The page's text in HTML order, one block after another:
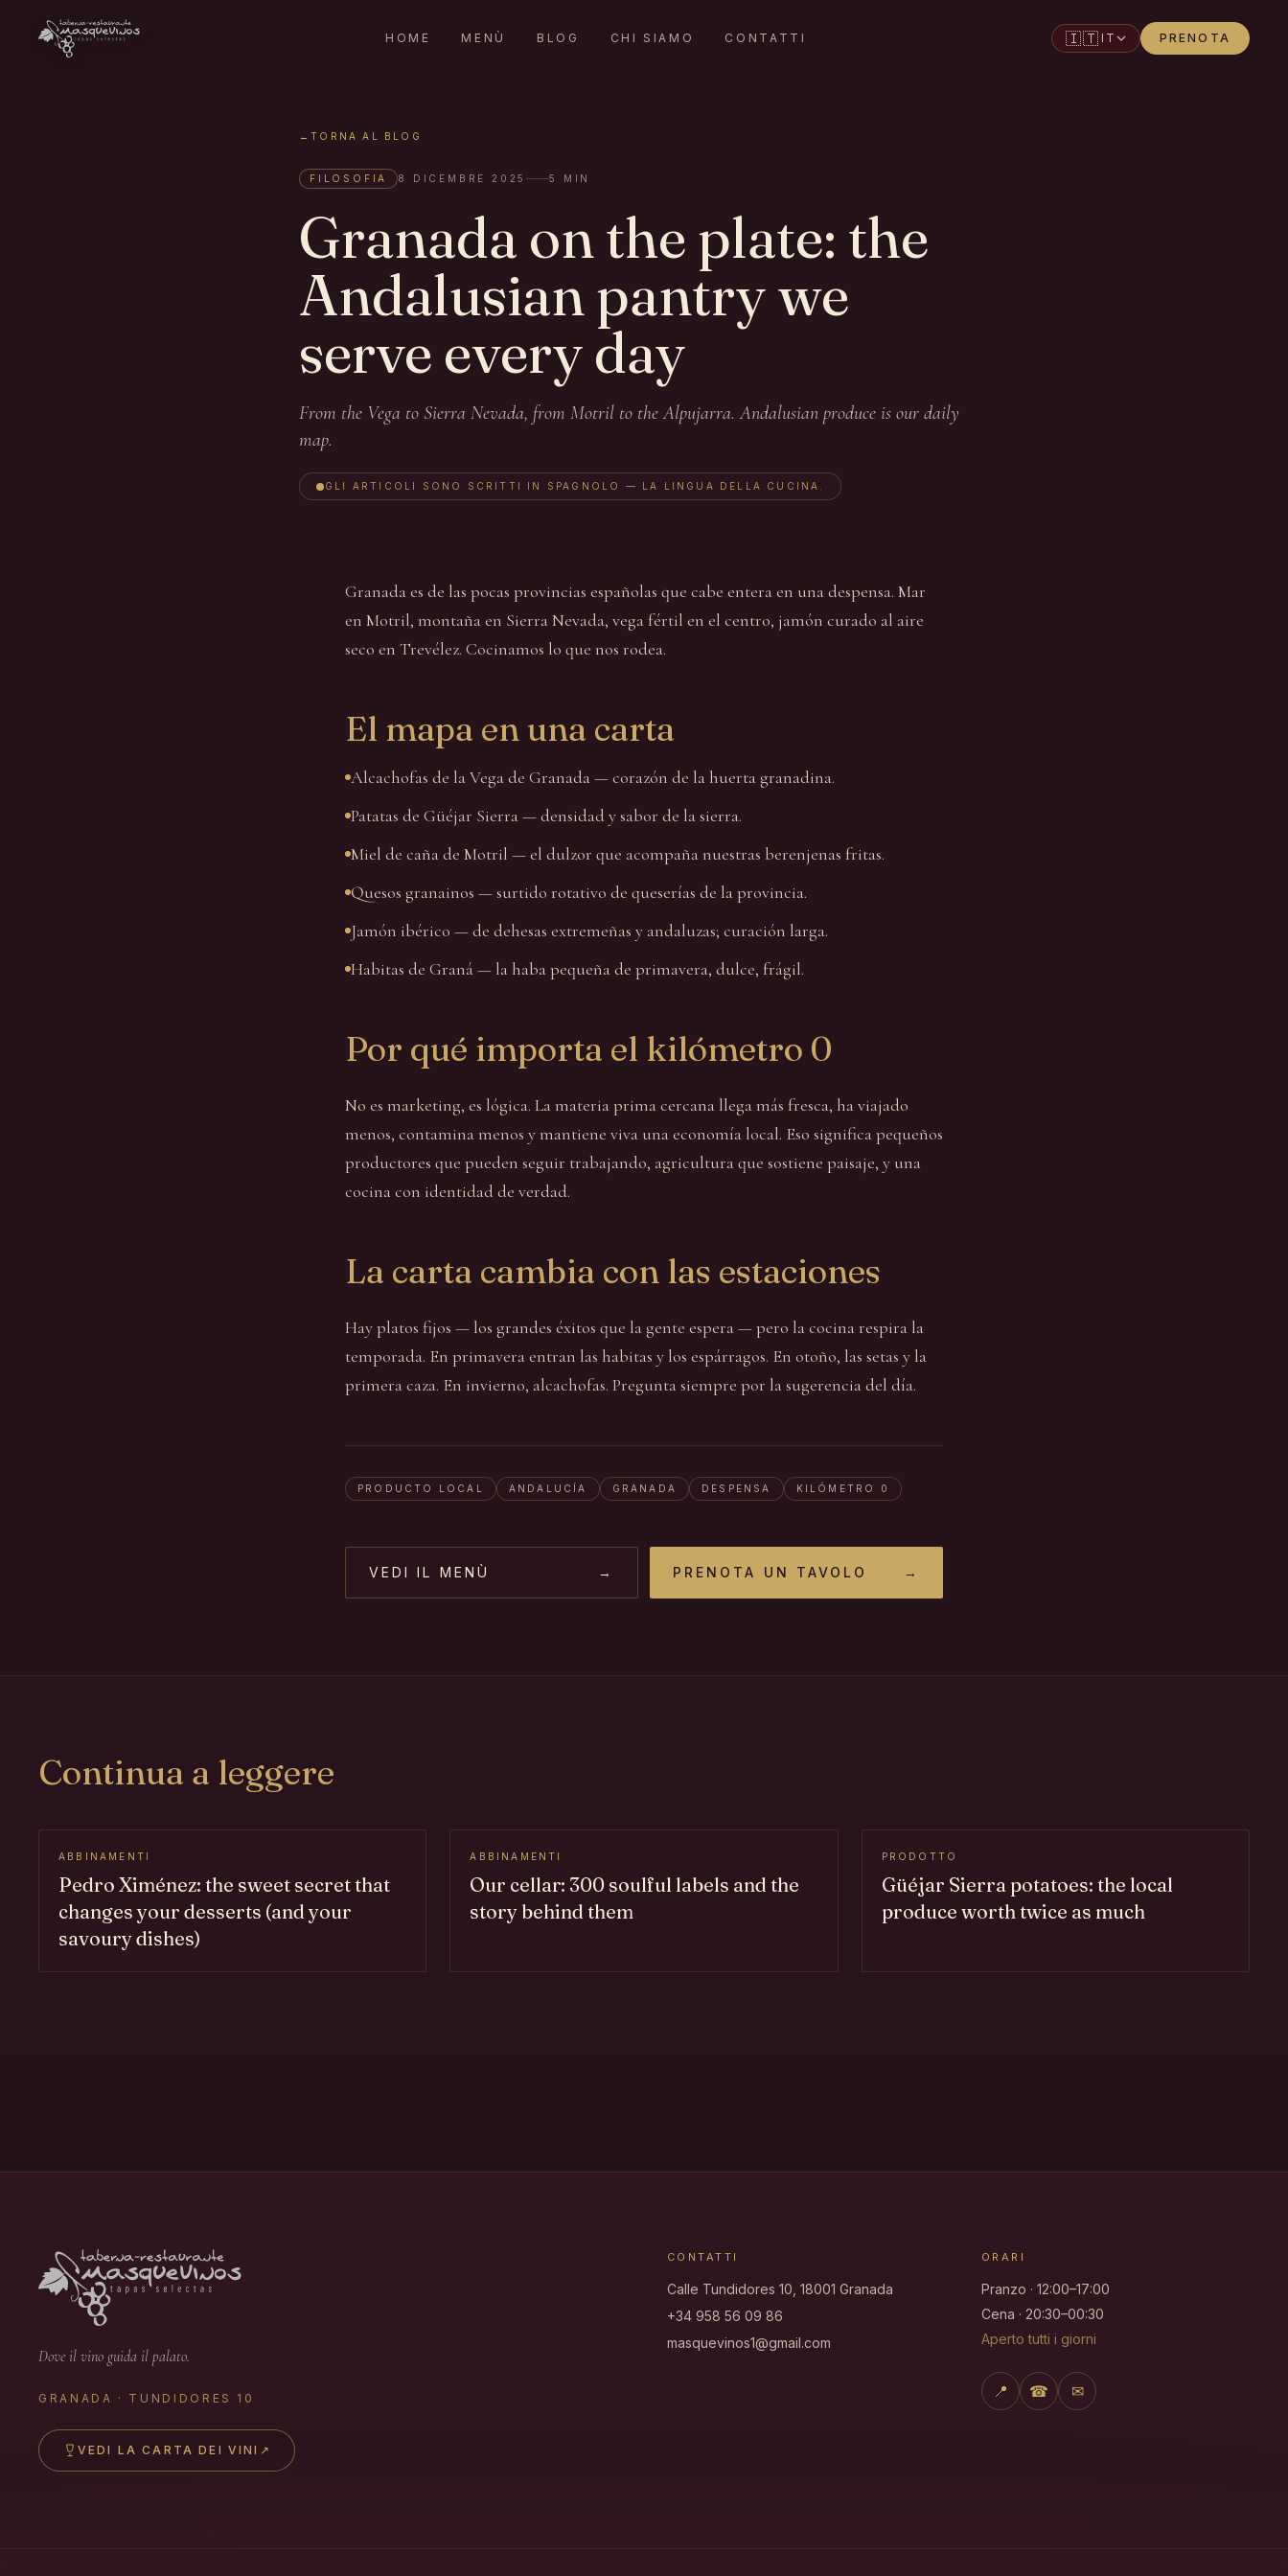
HOME MENÙ BLOG CHI SIAMO CONTATTI 🇮🇹 IT PRENOTA
←TORNA AL BLOG
FILOSOFIA 8 DICEMBRE 2025 5 MIN
Granada on the plate: the
Andalusian pantry we
serve every day
From the Vega to Sierra Nevada, from Motril to the Alpujarra. Andalusian produce is our daily
map.
GLI ARTICOLI SONO SCRITTI IN SPAGNOLO — LA LINGUA DELLA CUCINA.
Granada es de las pocas provincias españolas que cabe entera en una despensa. Mar
en Motril, montaña en Sierra Nevada, vega fértil en el centro, jamón curado al aire
seco en Trevélez. Cocinamos lo que nos rodea.
El mapa en una carta
Alcachofas de la Vega de Granada — corazón de la huerta granadina.
Patatas de Güéjar Sierra — densidad y sabor de la sierra.
Miel de caña de Motril — el dulzor que acompaña nuestras berenjenas fritas.
Quesos granainos — surtido rotativo de queserías de la provincia.
Jamón ibérico — de dehesas extremeñas y andaluzas; curación larga.
Habitas de Graná — la haba pequeña de primavera, dulce, frágil.
Por qué importa el kilómetro 0
No es marketing, es lógica. La materia prima cercana llega más fresca, ha viajado
menos, contamina menos y mantiene viva una economía local. Eso significa pequeños
productores que pueden seguir trabajando, agricultura que sostiene paisaje, y una
cocina con identidad de verdad.
La carta cambia con las estaciones
Hay platos fijos — los grandes éxitos que la gente espera — pero la cocina respira la
temporada. En primavera entran las habitas y los espárragos. En otoño, las setas y la
primera caza. En invierno, alcachofas. Pregunta siempre por la sugerencia del día.
PRODUCTO LOCAL ANDALUCÍA GRANADA DESPENSA KILÓMETRO 0
VEDI IL MENÙ → PRENOTA UN TAVOLO →
Continua a leggere
ABBINAMENTI
Pedro Ximénez: the sweet secret that
changes your desserts (and your
savoury dishes)
ABBINAMENTI
Our cellar: 300 soulful labels and the
story behind them
PRODOTTO
Güéjar Sierra potatoes: the local
produce worth twice as much
Dove il vino guida il palato.
GRANADA · TUNDIDORES 10
VEDI LA CARTA DEI VINI ↗
CONTATTI
Calle Tundidores 10, 18001 Granada
+34 958 56 09 86
masquevinos1@gmail.com
ORARI
Pranzo · 12:00–17:00
Cena · 20:30–00:30
Aperto tutti i giorni
📍 ☎ ✉